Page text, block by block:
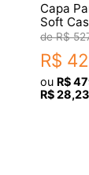
Capa
Soft
847R$
R$
ou R$
R$28,23